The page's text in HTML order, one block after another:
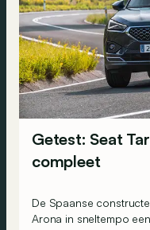
Getest: Seat
compleet
De Spaanse
Arona in sneltempo